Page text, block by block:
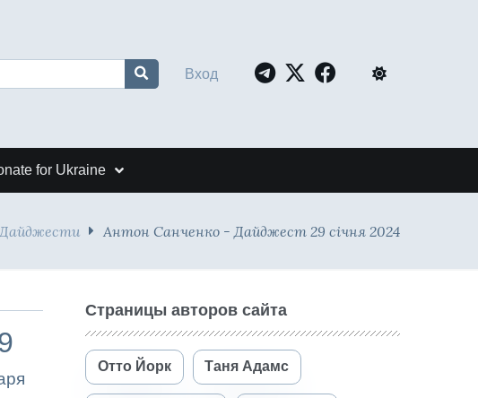
Вход
for Ukraine
Антон Санченко - Дайджест 29 січня 2024
Страницы авторов сайта
Отто Йорк Таня Адамс